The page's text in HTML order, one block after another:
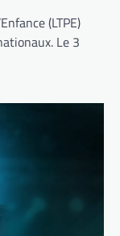
(LTPE)
Le 3